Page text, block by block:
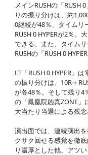
メインRUSHの「RUSH
りの振り分けは、約
0継続が48％、タイムリ
RUSH 0 HYPERが2％。
できる。また、タイム
RUSHの「RUSH 0
LT「RUSH 0 HYPER」
の振り分けは、10R＋
が各48％。そして残り4
の「鳳凰院凶真ZONE」
大当たり当選による残
演出面では、連続演出
クサク回せる感覚を徹
り濃厚とした他、アツ